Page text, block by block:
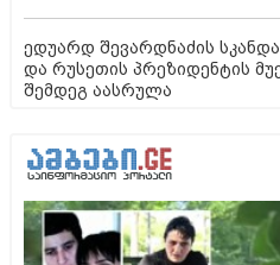
ედუარდ შევარდნაძის
და რუსეთის პრეზიდენტის
შემდეგ აასრულა